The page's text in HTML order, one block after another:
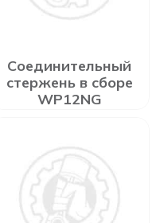
Соединительный
стержень в сборе
WP12NG